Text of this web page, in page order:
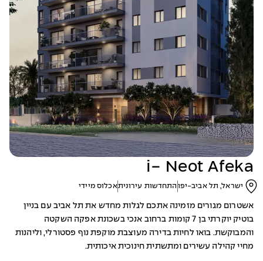
i- Neot Afeka
ישראל, תל אביב-יפו התחדשות עירוניתאכלוס מיידי
אשטרום מגורים מזמינה אתכם לגלות מחדש את תל אביב עם בניין
בוטיק יוקרתי בן 7 קומות ברחוב אנכי בשכונת אפקה השקטה
והמבוקשת. בואו לחיות בדירה מעוצבת מוקפת נוף פסטורלי, וליהנות
מחיי קהילה עשירים ומתשתית חינוכית איכותית.